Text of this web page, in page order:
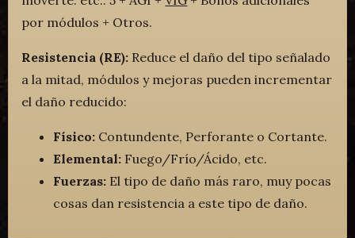
por módulos + Otros.
Resistencia (RE): Reduce el daño del tipo señalado
a la mitad, módulos y mejoras pueden incrementar
el daño reducido:
Físico: Contundente, Perforante o Cortante.
Elemental: Fuego/Frío/Ácido, etc.
Fuerzas: El tipo de daño más raro, muy pocas
cosas dan resistencia a este tipo de daño.